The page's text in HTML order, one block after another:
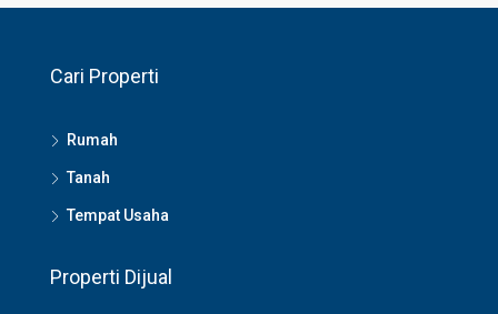
Cari Properti
Rumah
Tanah
Tempat Usaha
Properti Dijual